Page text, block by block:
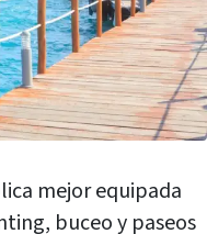
mejor equipada
buceo y paseos